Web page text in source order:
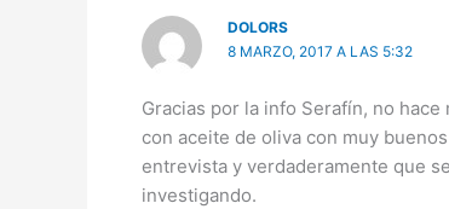
DOLORS
8 MARZO, 2017 A LAS 5:32
Gracias por la info Serafín, no
con aceite de oliva con muy
entrevista y verdaderamente que
investigando.